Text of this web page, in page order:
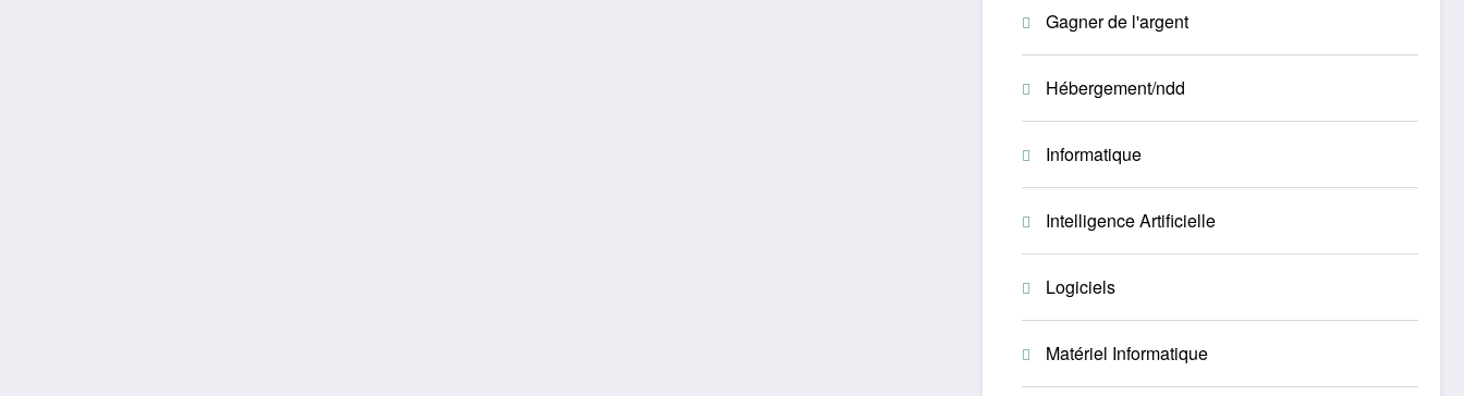
Gagner de l'argent
Hébergement/ndd
Informatique
Intelligence Artificielle
Logiciels
Matériel Informatique